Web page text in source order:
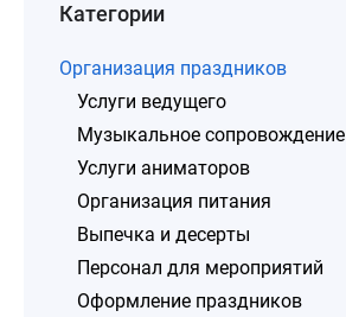
Категории
Организация праздников
Услуги ведущего
Музыкальное сопровождение
Услуги аниматоров
Организация питания
Выпечка и десерты
Персонал для мероприятий
Оформление праздников